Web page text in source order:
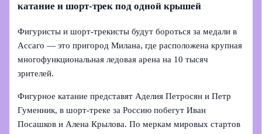
катание и шорт‑трек под одной крышей
Фигуристы и шорт-трекисты будут бороться за медали в
Ассаго — это пригород Милана, где расположена крупная
многофункциональная ледовая арена на 10 тысяч
зрителей.
Фигурное катание представят Аделия Петросян и Петр
Гуменник, в шорт‑треке за Россию побегут Иван
Посашков и Алена Крылова. По меркам мировых стартов